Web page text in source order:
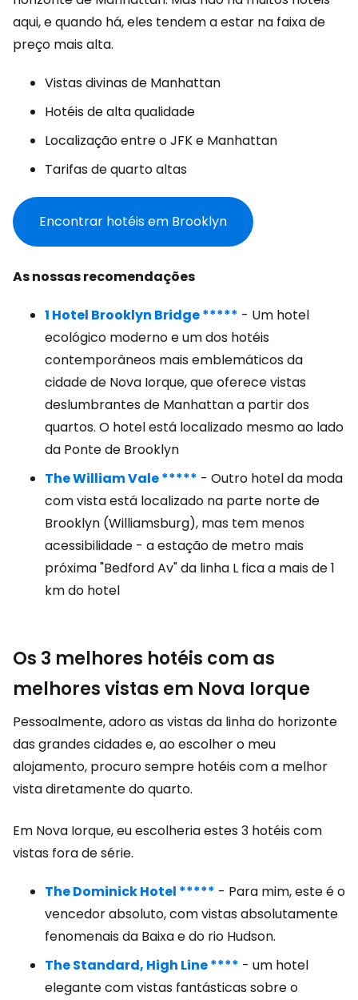
aqui, e quando há, eles tendem a estar na faixa de
preço mais alta.
Vistas divinas de Manhattan
Hotéis de alta qualidade
Localização entre o JFK e Manhattan
Tarifas de quarto altas
Encontrar hotéis em Brooklyn
As nossas recomendações
1 Hotel Brooklyn Bridge ***** - Um hotel
ecológico moderno e um dos hotéis
contemporâneos mais emblemáticos da
cidade de Nova Iorque, que oferece vistas
deslumbrantes de Manhattan a partir dos
quartos. O hotel está localizado mesmo ao lado
da Ponte de Brooklyn
The William Vale ***** - Outro hotel da moda
com vista está localizado na parte norte de
Brooklyn (Williamsburg), mas tem menos
acessibilidade - a estação de metro mais
próxima "Bedford Av" da linha L fica a mais de 1
km do hotel
Os 3 melhores hotéis com as
melhores vistas em Nova Iorque
Pessoalmente, adoro as vistas da linha do horizonte
das grandes cidades e, ao escolher o meu
alojamento, procuro sempre hotéis com a melhor
vista diretamente do quarto.
Em Nova Iorque, eu escolheria estes 3 hotéis com
vistas fora de série.
The Dominick Hotel ***** - Para mim, este é o
vencedor absoluto, com vistas absolutamente
fenomenais da Baixa e do rio Hudson.
The Standard, High Line **** - um hotel
elegante com vistas fantásticas sobre o